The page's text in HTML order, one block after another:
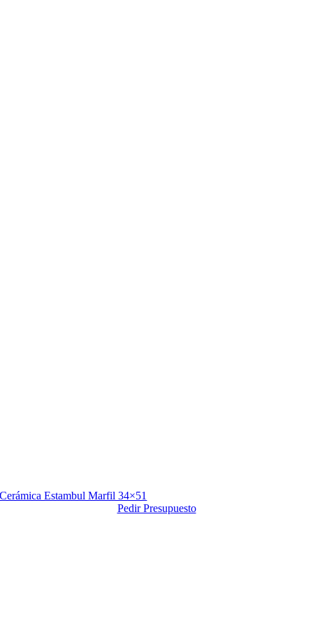
Cerámica Estambul Marfil 34×51
Pedir Presupuesto